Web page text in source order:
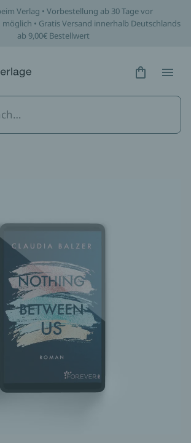
Verlag • Vorbestellung ab 30 Tage vor
• Gratis Versand innerhalb Deutschlands
ab 9,00€ Bestellwert
Hidden